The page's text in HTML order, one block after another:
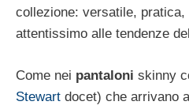
collezione: versatile,
attentissimo alle tendenze
Come nei pantaloni skinny
Stewart docet) che arrivano